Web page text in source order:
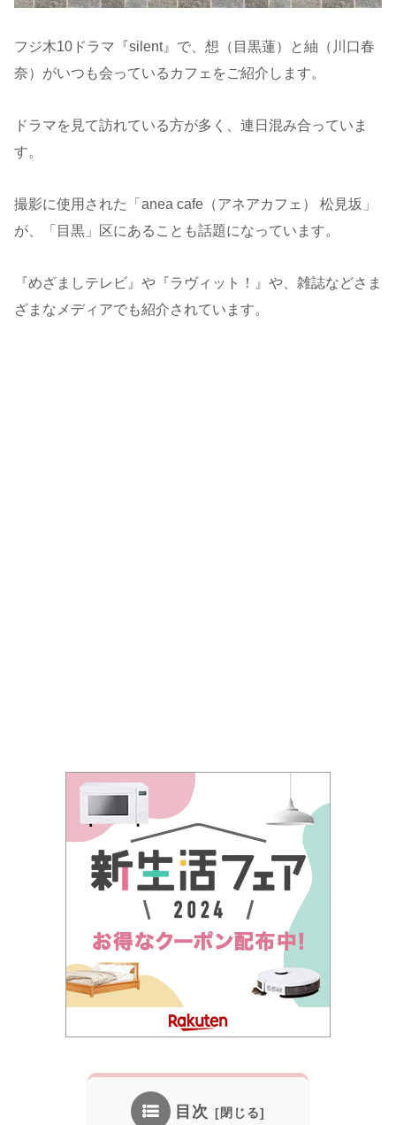
フジ木10ドラマ『silent』で、想（目黒蓮）と紬（川口春
奈）がいつも会っているカフェをご紹介します。
ドラマを見て訪れている方が多く、連日混み合っていま
す。
撮影に使用された「anea cafe（アネアカフェ） 松見坂」
が、「目黒」区にあることも話題になっています。
『めざましテレビ』や『ラヴィット！』や、雑誌などさま
ざまなメディアでも紹介されています。
目次